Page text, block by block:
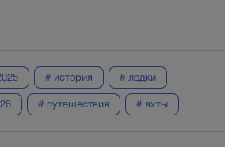
# история # лодки
# путешествия # яхты